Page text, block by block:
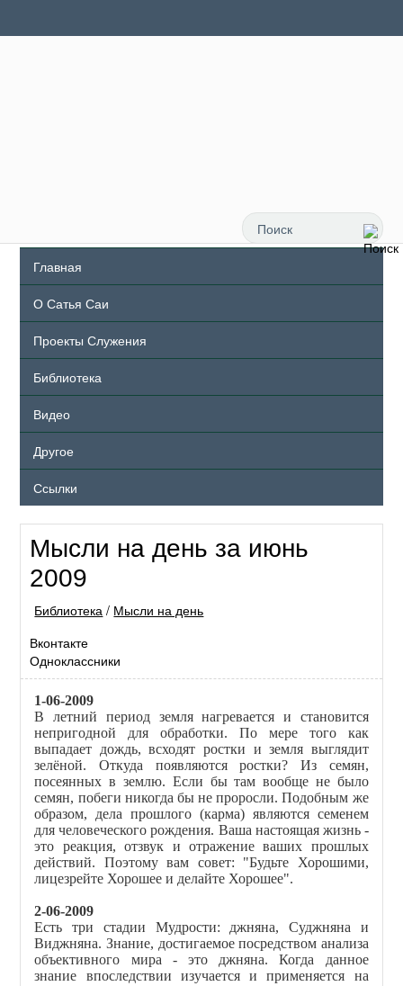
Главная
О Сатья Саи
Проекты Служения
Библиотека
Видео
Другое
Ссылки
Мысли на день за июнь
2009
Библиотека / Мысли на день
Вконтакте
Одноклассники
1-06-2009
В летний период земля нагревается и становится
непригодной для обработки. По мере того как
выпадает дождь, всходят ростки и земля выглядит
зелёной. Откуда появляются ростки? Из семян,
посеянных в землю. Если бы там вообще не было
семян, побеги никогда бы не проросли. Подобным же
образом, дела прошлого (карма) являются семенем
для человеческого рождения. Ваша настоящая жизнь -
это реакция, отзвук и отражение ваших прошлых
действий. Поэтому вам совет: "Будьте Хорошими,
лицезрейте Хорошее и делайте Хорошее".
2-06-2009
Есть три стадии Мудрости: джняна, Суджняна и
Виджняна. Знание, достигаемое посредством анализа
объективного мира - это джняна. Когда данное
знание впоследствии изучается и применяется на